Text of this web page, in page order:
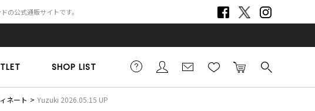
の公式通販サイトです。
SHOP LIST
ネート Yuzuki 2026.05.15 UP